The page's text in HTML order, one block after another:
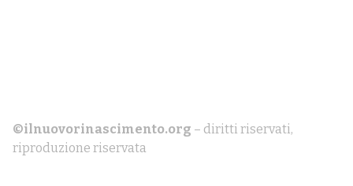
©ilnuovorinascimento.org – diritti riservati,
riproduzione riservata